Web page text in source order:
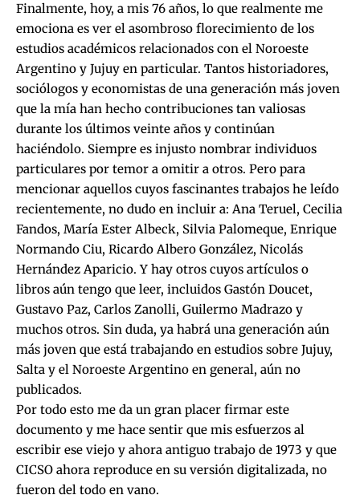
Finalmente, hoy, a mis 76 años, lo que realmente me
emociona es ver el asombroso florecimiento de los
estudios académicos relacionados con el Noroeste
Argentino y Jujuy en particular. Tantos historiadores,
sociólogos y economistas de una generación más joven
que la mía han hecho contribuciones tan valiosas
durante los últimos veinte años y continúan
haciéndolo. Siempre es injusto nombrar individuos
particulares por temor a omitir a otros. Pero para
mencionar aquellos cuyos fascinantes trabajos he leído
recientemente, no dudo en incluir a: Ana Teruel, Cecilia
Fandos, María Ester Albeck, Silvia Palomeque, Enrique
Normando Ciu, Ricardo Albero González, Nicolás
Hernández Aparicio. Y hay otros cuyos artículos o
libros aún tengo que leer, incluidos Gastón Doucet,
Gustavo Paz, Carlos Zanolli, Guilermo Madrazo y
muchos otros. Sin duda, ya habrá una generación aún
más joven que está trabajando en estudios sobre Jujuy,
Salta y el Noroeste Argentino en general, aún no
publicados.
Por todo esto me da un gran placer firmar este
documento y me hace sentir que mis esfuerzos al
escribir ese viejo y ahora antiguo trabajo de 1973 y que
CICSO ahora reproduce en su versión digitalizada, no
fueron del todo en vano.